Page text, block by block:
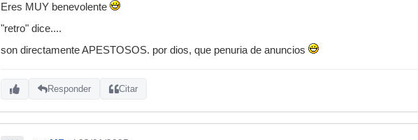
La leche Pascual será la peor... pero la publicidad es la más retro de todas
de hace 20 años.
Eres MUY benevolente
"retro" dice....
son directamente APESTOSOS. por dios, que penuria de anuncios
Responder Citar